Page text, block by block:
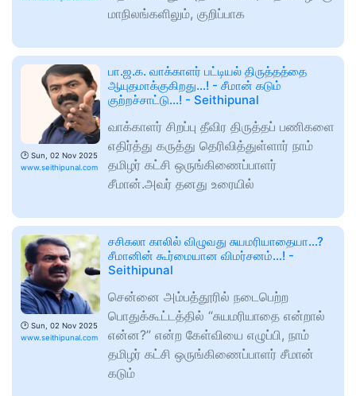
மாநிலங்களிலும், குறிப்பாக
🕑 Sun, 02 Nov 2025
www.seithipunal.com
பா.ஜ.க. வாக்காளர் பட்டியல் திருத்தத்தை
ஆயுதமாக்குகிறது...! - சீமான் கடும்
குற்றச்சாட்டு...! - Seithipunal
வாக்காளர் சிறப்பு தீவிர திருத்தப் பணிகளை
எதிர்த்து கருத்து தெரிவித்துள்ளார் நாம்
தமிழர் கட்சி ஒருங்கிணைப்பாளர்
சீமான்.அவர் தனது உரையில்
🕑 Sun, 02 Nov 2025
www.seithipunal.com
சசிகலா காலில் விழுவது சுயமரியாதையா...?
சீமானின் கூர்மையான விமர்சனம்...! -
Seithipunal
சென்னை அம்பத்தூரில் நடைபெற்ற
பொதுக்கூட்டத்தில் “சுயமரியாதை என்றால்
என்ன?” என்ற கேள்வியை எழுப்பி, நாம்
தமிழர் கட்சி ஒருங்கிணைப்பாளர் சீமான்
கடும்